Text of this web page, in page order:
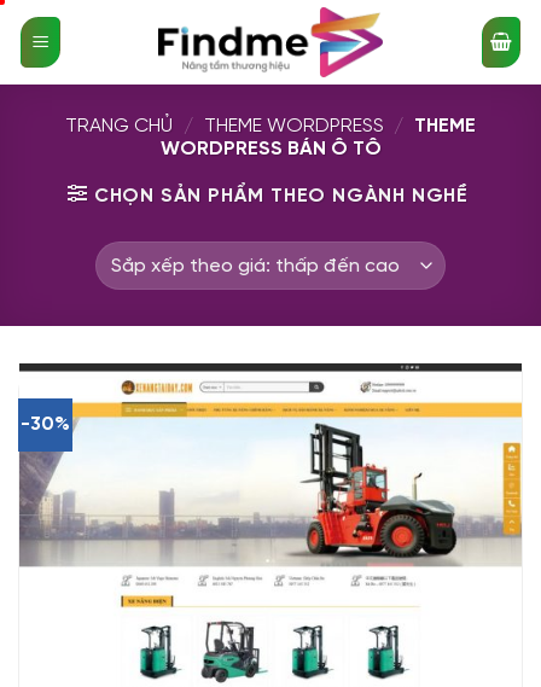
qua
nội
TRANG CHỦ
/ THEME WORDPRESS /
THEME
WORDPRESS BÁN Ô TÔ
CHỌN SẢN PHẨM THEO NGÀNH NGHỀ
-30%